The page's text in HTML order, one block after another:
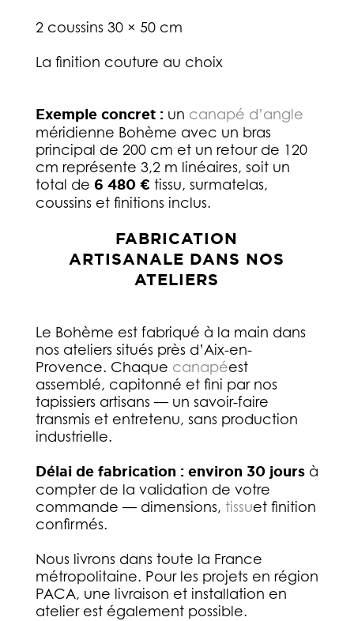
2 coussins 30 × 50 cm
La finition couture au choix
Exemple concret :un canapé d’angle
méridienne Bohème avec un bras
principal de 200 cm et un retour de 120
cm représente 3,2 m linéaires, soit un
total de 6 480 € tissu, surmatelas,
coussins et finitions inclus.
FABRICATION
ARTISANALE DANS NOS
ATELIERS
Le Bohème est fabriqué à la main dans
nos ateliers situés près d’Aix-en-
Provence. Chaque canapéest
assemblé, capitonné et fini par nos
tapissiers artisans — un savoir-faire
transmis et entretenu, sans production
industrielle.
Délai de fabrication : environ 30 joursà
compter de la validation de votre
commande — dimensions, tissuet finition
confirmés.
Nous livrons dans toute la France
métropolitaine. Pour les projets en région
PACA, une livraison et installation en
atelier est également possible.